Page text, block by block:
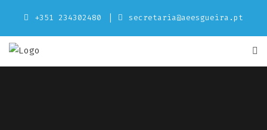
content
+351 234302480 secretaria@aeesgueira.pt